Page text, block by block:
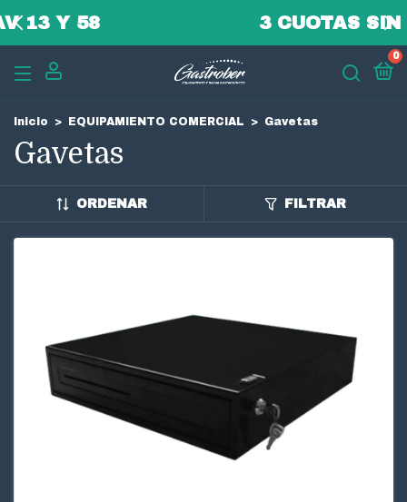
3 CUOTAS SIN INTERES
0
Inicio > EQUIPAMIENTO COMERCIAL > Gavetas
Gavetas
ORDENAR FILTRAR